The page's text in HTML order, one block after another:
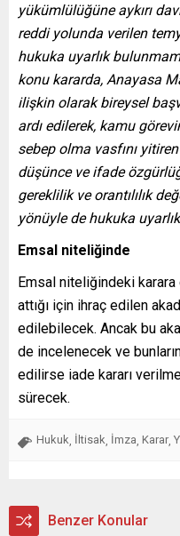
yükümlülüğüne aykırı
reddi yolunda verilen
hukuka uyarlık
konu kararda, Anayasa
ilişkin olarak bireysel
ardı edilerek, kamu
sebep olma vasfını
düşünce ve ifade
gereklilik ve orantılılık
yönüyle de hukuka
Emsal niteliğinde
Emsal niteliğindeki
attığı için ihraç edilen
edilebilecek. Ancak bu
de incelenecek ve
edilirse iade kararı
sürecek.
Hukuk İltisak İmza Karar
Benzer Konular